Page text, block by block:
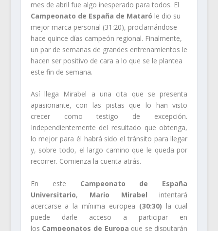
mes de abril fue algo inesperado para todos. El
Campeonato de España de Mataró le dio su
mejor marca personal (31:20), proclamándose
hace quince días campeón regional. Finalmente,
un par de semanas de grandes entrenamientos le
hacen ser positivo de cara a lo que se le plantea
este fin de semana.
Así llega Mirabel a una cita que se presenta
apasionante, con las pistas que lo han visto
crecer como testigo de excepción.
Independientemente del resultado que obtenga,
lo mejor para él habrá sido el tránsito para llegar
y, sobre todo, el largo camino que le queda por
recorrer. Comienza la cuenta atrás.
En este Campeonato de España
Universitario, Mario Mirabel intentará
acercarse a la mínima europea (30:30) la cual
puede darle acceso a participar en
los Campeonatos de Europa que se disputarán